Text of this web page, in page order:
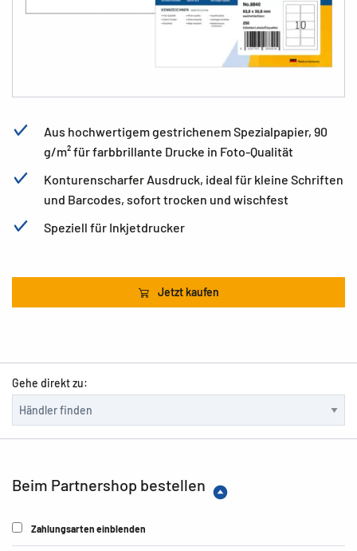
Aus hochwertigem gestrichenem Spezialpapier, 90
g/m² für farbbrillante Drucke in Foto-Qualität
Konturenscharfer Ausdruck, ideal für kleine Schriften
und Barcodes, sofort trocken und wischfest
Speziell für Inkjetdrucker
Jetzt kaufen
Gehe direkt zu:
Beim Partnershop bestellen
Zahlungsarten einblenden